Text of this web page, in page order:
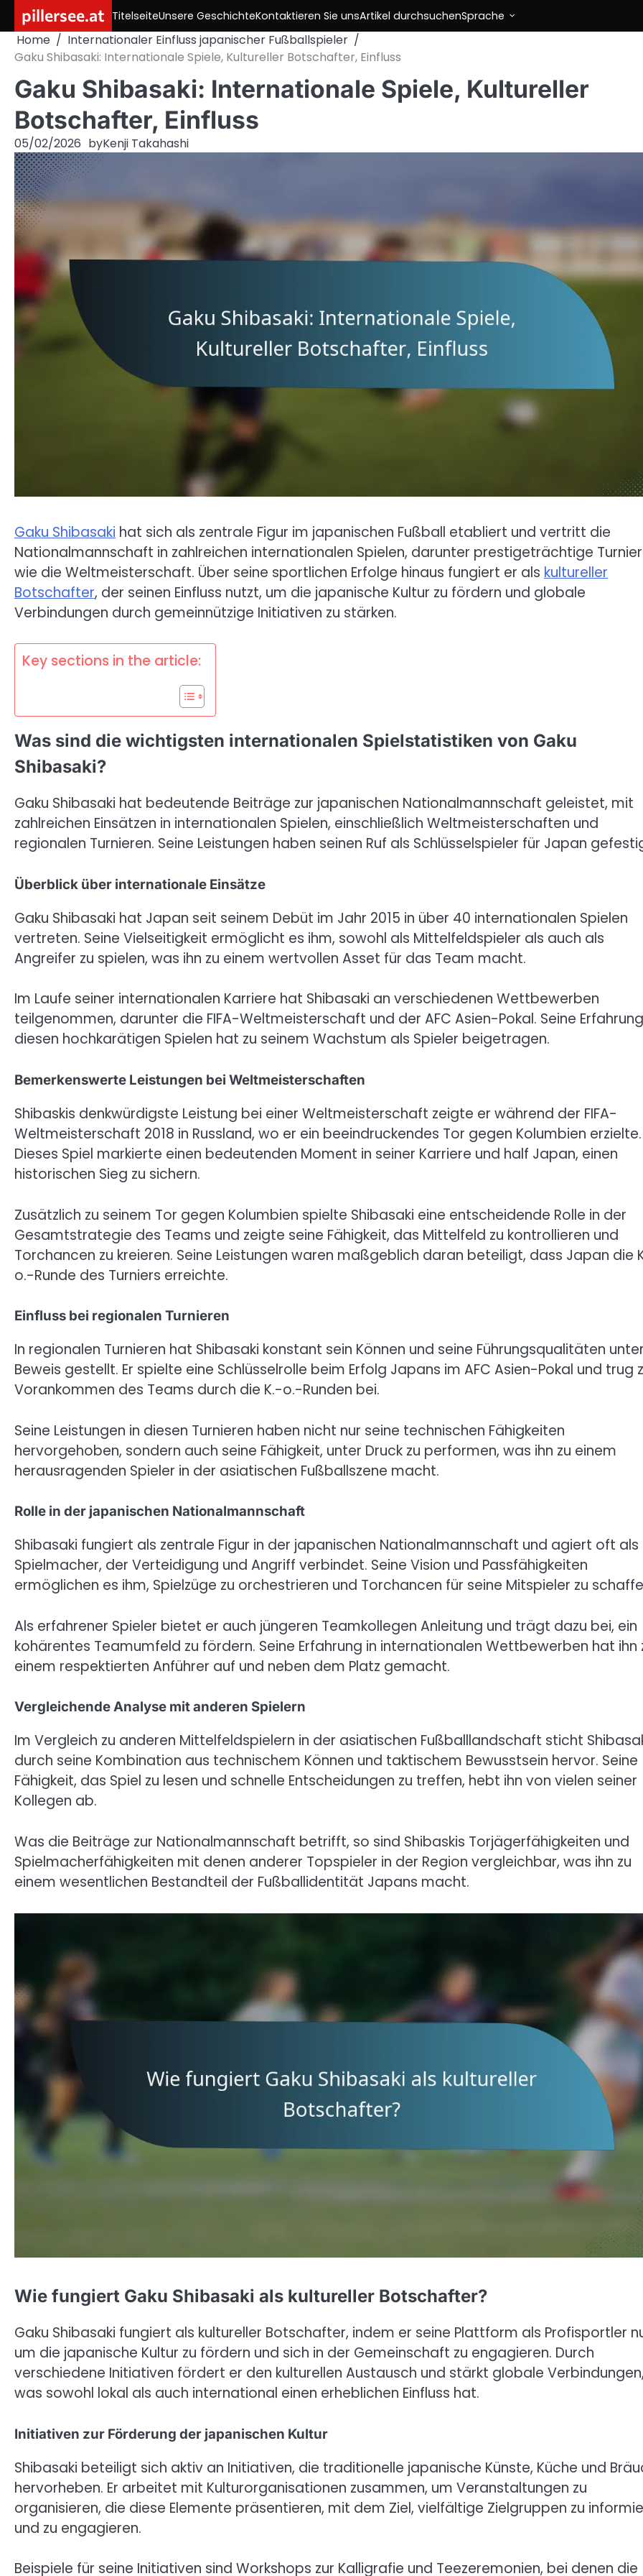
content
pillersee.at TitelseiteUnsere GeschichteKontaktieren Sie unsArtikel durchsuchenSprache
Home
Internationaler Einfluss japanischer Fußballspieler
Gaku Shibasaki: Internationale Spiele, Kultureller Botschafter, Einfluss
Gaku Shibasaki: Internationale Spiele, Kultureller
Botschafter, Einfluss
05/02/2026 byKenji Takahashi
Gaku Shibasaki hat sich als zentrale Figur im japanischen Fußball etabliert und vertritt die
Nationalmannschaft in zahlreichen internationalen Spielen, darunter prestigeträchtige
wie die Weltmeisterschaft. Über seine sportlichen Erfolge hinaus fungiert er als kultureller
Botschafter, der seinen Einfluss nutzt, um die japanische Kultur zu fördern und globale
Verbindungen durch gemeinnützige Initiativen zu stärken.
Key sections in the article:
Was sind die wichtigsten internationalen Spielstatistiken von Gaku
Shibasaki?
Gaku Shibasaki hat bedeutende Beiträge zur japanischen Nationalmannschaft geleistet, mit
zahlreichen Einsätzen in internationalen Spielen, einschließlich Weltmeisterschaften und
regionalen Turnieren. Seine Leistungen haben seinen Ruf als Schlüsselspieler für Japan
Überblick über internationale Einsätze
Gaku Shibasaki hat Japan seit seinem Debüt im Jahr 2015 in über 40 internationalen Spielen
vertreten. Seine Vielseitigkeit ermöglicht es ihm, sowohl als Mittelfeldspieler als auch als
Angreifer zu spielen, was ihn zu einem wertvollen Asset für das Team macht.
Im Laufe seiner internationalen Karriere hat Shibasaki an verschiedenen Wettbewerben
teilgenommen, darunter die FIFA-Weltmeisterschaft und der AFC Asien-Pokal. Seine
diesen hochkarätigen Spielen hat zu seinem Wachstum als Spieler beigetragen.
Bemerkenswerte Leistungen bei Weltmeisterschaften
Shibaskis denkwürdigste Leistung bei einer Weltmeisterschaft zeigte er während der FIFA-
Weltmeisterschaft 2018 in Russland, wo er ein beeindruckendes Tor gegen Kolumbien erzielte.
Dieses Spiel markierte einen bedeutenden Moment in seiner Karriere und half Japan, einen
historischen Sieg zu sichern.
Zusätzlich zu seinem Tor gegen Kolumbien spielte Shibasaki eine entscheidende Rolle in der
Gesamtstrategie des Teams und zeigte seine Fähigkeit, das Mittelfeld zu kontrollieren und
Torchancen zu kreieren. Seine Leistungen waren maßgeblich daran beteiligt, dass Japan die
o.-Runde des Turniers erreichte.
Einfluss bei regionalen Turnieren
In regionalen Turnieren hat Shibasaki konstant sein Können und seine Führungsqualitäten unter
Beweis gestellt. Er spielte eine Schlüsselrolle beim Erfolg Japans im AFC Asien-Pokal und trug
Vorankommen des Teams durch die K.-o.-Runden bei.
Seine Leistungen in diesen Turnieren haben nicht nur seine technischen Fähigkeiten
hervorgehoben, sondern auch seine Fähigkeit, unter Druck zu performen, was ihn zu einem
herausragenden Spieler in der asiatischen Fußballszene macht.
Rolle in der japanischen Nationalmannschaft
Shibasaki fungiert als zentrale Figur in der japanischen Nationalmannschaft und agiert oft als
Spielmacher, der Verteidigung und Angriff verbindet. Seine Vision und Passfähigkeiten
ermöglichen es ihm, Spielzüge zu orchestrieren und Torchancen für seine Mitspieler zu
Als erfahrener Spieler bietet er auch jüngeren Teamkollegen Anleitung und trägt dazu bei, ein
kohärentes Teamumfeld zu fördern. Seine Erfahrung in internationalen Wettbewerben hat ihn
einem respektierten Anführer auf und neben dem Platz gemacht.
Vergleichende Analyse mit anderen Spielern
Im Vergleich zu anderen Mittelfeldspielern in der asiatischen Fußballlandschaft sticht
durch seine Kombination aus technischem Können und taktischem Bewusstsein hervor. Seine
Fähigkeit, das Spiel zu lesen und schnelle Entscheidungen zu treffen, hebt ihn von vielen seiner
Kollegen ab.
Was die Beiträge zur Nationalmannschaft betrifft, so sind Shibaskis Torjägerfähigkeiten und
Spielmacherfähigkeiten mit denen anderer Topspieler in der Region vergleichbar, was ihn zu
einem wesentlichen Bestandteil der Fußballidentität Japans macht.
Wie fungiert Gaku Shibasaki als kultureller Botschafter?
Gaku Shibasaki fungiert als kultureller Botschafter, indem er seine Plattform als Profisportler
um die japanische Kultur zu fördern und sich in der Gemeinschaft zu engagieren. Durch
verschiedene Initiativen fördert er den kulturellen Austausch und stärkt globale Verbindungen,
was sowohl lokal als auch international einen erheblichen Einfluss hat.
Initiativen zur Förderung der japanischen Kultur
Shibasaki beteiligt sich aktiv an Initiativen, die traditionelle japanische Künste, Küche und
hervorheben. Er arbeitet mit Kulturorganisationen zusammen, um Veranstaltungen zu
organisieren, die diese Elemente präsentieren, mit dem Ziel, vielfältige Zielgruppen zu
und zu engagieren.
Beispiele für seine Initiativen sind Workshops zur Kalligrafie und Teezeremonien, bei denen die